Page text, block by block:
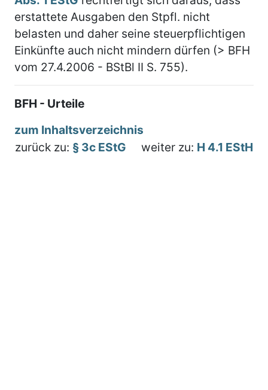
erstattete Ausgaben den Stpfl. nicht
belasten und daher seine steuerpflichtigen
Einkünfte auch nicht mindern dürfen (> BFH
vom 27.4.2006 - BStBl II S. 755).
BFH - Urteile
zum Inhaltsverzeichnis
zurück zu: § 3c EStG weiter zu: H 4.1 EStH